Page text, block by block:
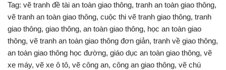
Tag: vẽ tranh đề tài an toàn giao thông, tranh an toàn giao thông,
vẽ tranh an toàn giao thông, cuộc thi vẽ tranh giao thông, tranh
giao thông, giao thông, an toàn giao thông, học an toàn giao
thông, vẽ tranh an toàn giao thông đơn giản, tranh về giao thông,
an toàn giao thông học đường, giáo dục an toàn giao thông, vẽ
xe máy, vẽ xe ô tô, vẽ công an, công an giao thông, vẽ chú